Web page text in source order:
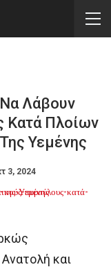
Να Λάβουν
Κατά Πλοίων
Υεμένης
3, 2024
και